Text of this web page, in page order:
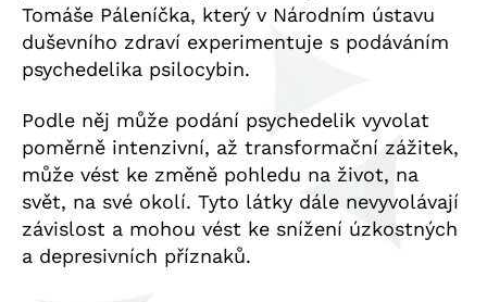
Tomáše Páleníčka, který v Národním ústavu
duševního zdraví experimentuje s podáváním
psychedelika psilocybin.
Podle něj může podání psychedelik vyvolat
poměrně intenzivní, až transformační zážitek,
může vést ke změně pohledu na život, na
svět, na své okolí. Tyto látky dále nevyvolávají
závislost a mohou vést ke snížení úzkostných
a depresivních příznaků.